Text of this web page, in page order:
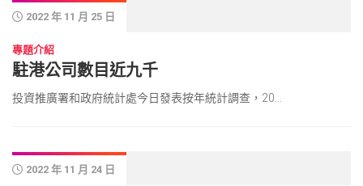
2022 年 11 月 25 日
專題介紹
駐港公司數目近九千
投資推廣署和政府統計處今日發表按年統計調查，20...
2022 年 11 月 24 日